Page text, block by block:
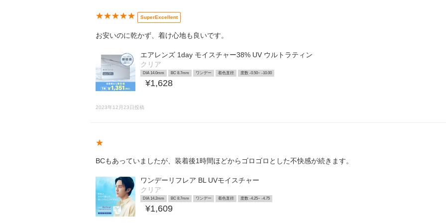
★★★★★ SuperExcellent
お安いのに乾かず、着け心地も良いです。
エアレンズ 1day モイスチャー38% UV ウルトラティン
クリア
DIA 14.0mm BC 8.7mm ワンデー 着色直径 度数 -0.50~ -10.00
¥1,628
2023年12月23日投稿
★
BCもあっていましたが、装着後1時間ほどからゴロゴロとした不快感が続きます。
ワンデーリフレア BL UVモイスチャー
クリア
DIA 14.2mm BC 8.7mm ワンデー 着色直径 度数 -4.25~ -4.75
¥1,609